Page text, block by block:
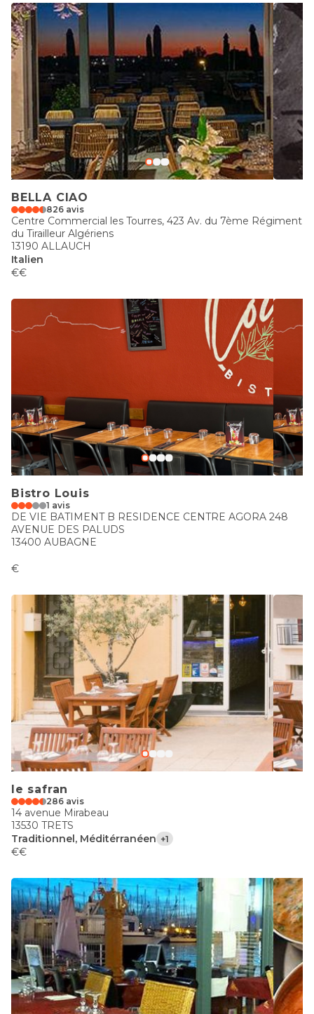
BELLA CIAO
826 avis
Centre Commercial les Tourres, 423 Av. du 7ème Régiment
du Tirailleur Algériens
13190 ALLAUCH
Italien
€€
Bistro Louis
1 avis
DE VIE BATIMENT B RESIDENCE CENTRE AGORA 248
AVENUE DES PALUDS
13400 AUBAGNE
€
le safran
286 avis
14 avenue Mirabeau
13530 TRETS
Traditionnel, Méditérranéen +1
€€